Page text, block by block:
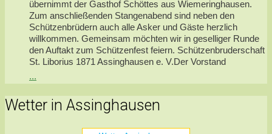
übernimmt der Gasthof Schöttes aus Wiemeringhausen.
Zum anschließenden Stangenabend sind neben den
Schützenbrüdern auch alle Asker und Gäste herzlich
willkommen. Gemeinsam möchten wir in geselliger Runde
den Auftakt zum Schützenfest feiern. Schützenbruderschaft
St. Liborius 1871 Assinghausen e. V.Der Vorstand
...
Wetter in Assinghausen